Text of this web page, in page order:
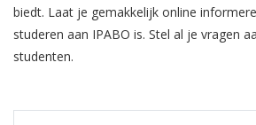
biedt. Laat je gemakkelijk online
studeren aan IPABO is. Stel al je vragen
studenten.